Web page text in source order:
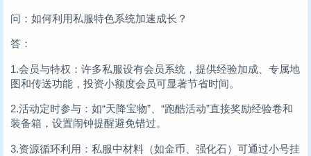
问：如何利用私服特色系统加速成长？
答：
1.会员与特权：许多私服设有会员系统，提供经验加成、专属地
图和传送功能，投资小额度会员可显著节省时间。
2.活动定时参与：如“天降宝物”、“跑酷活动”直接奖励经验卷和
装备箱，设置闹钟提醒避免错过。
3.资源循环利用：私服中材料（如金币、强化石）可通过小号挂